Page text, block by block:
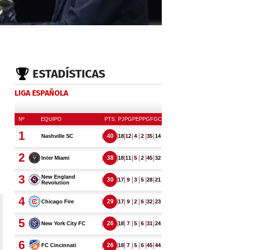
ESTADÍSTICAS
LIGA ESPAÑOLA